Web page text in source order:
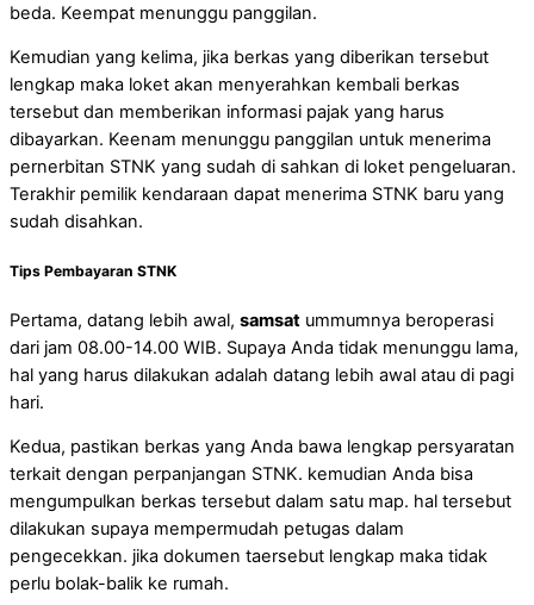
beda. Keempat menunggu panggilan.
Kemudian yang kelima, jika berkas yang diberikan tersebut
lengkap maka loket akan menyerahkan kembali berkas
tersebut dan memberikan informasi pajak yang harus
dibayarkan. Keenam menunggu panggilan untuk menerima
pernerbitan STNK yang sudah di sahkan di loket pengeluaran.
Terakhir pemilik kendaraan dapat menerima STNK baru yang
sudah disahkan.
Tips Pembayaran STNK
Pertama, datang lebih awal, samsat ummumnya beroperasi
dari jam 08.00-14.00 WIB. Supaya Anda tidak menunggu lama,
hal yang harus dilakukan adalah datang lebih awal atau di pagi
hari.
Kedua, pastikan berkas yang Anda bawa lengkap persyaratan
terkait dengan perpanjangan STNK. kemudian Anda bisa
mengumpulkan berkas tersebut dalam satu map. hal tersebut
dilakukan supaya mempermudah petugas dalam
pengecekkan. jika dokumen taersebut lengkap maka tidak
perlu bolak-balik ke rumah.